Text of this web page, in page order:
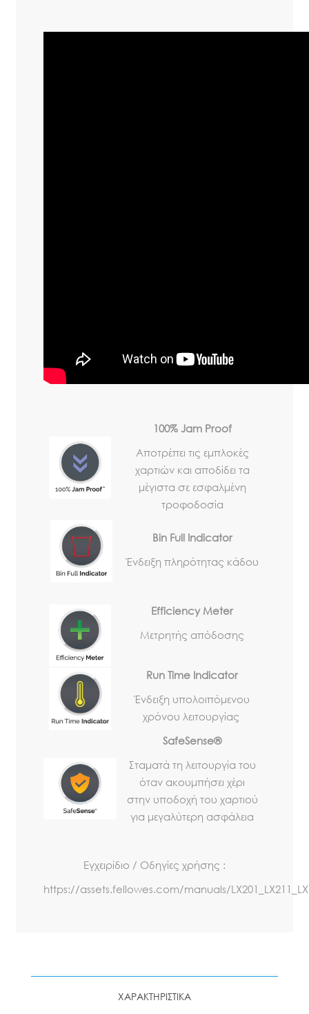
100% Jam Proof
Αποτρέπει τις εμπλοκές
χαρτιών και αποδίδει τα
μέγιστα σε εσφαλμένη
τροφοδοσία
Bin Full Ιndicator
Ένδειξη πληρότητας κάδου
Efficiency Meter
Μετρητής απόδοσης
Run Time Indicator
Ένδειξη υπολοιπόμενου
χρόνου λειτουργίας
SafeSense®
Σταματά τη λειτουργία του
όταν ακουμπήσει χέρι
στην υποδοχή του χαρτιού
για μεγαλύτερη ασφάλεια
Εγχειρίδιο / Οδηγίες χρήσης :
https://assets.fellowes.com/manuals/
ΧΑΡΑΚΤΗΡΙΣΤΙΚΑ